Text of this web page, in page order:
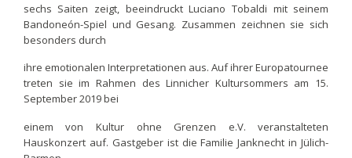
sechs Saiten zeigt, beeindruckt Luciano Tobaldi mit seinem
Bandoneón-Spiel und Gesang. Zusammen zeichnen sie sich
besonders durch
ihre emotionalen Interpretationen aus. Auf ihrer Europatournee
treten sie im Rahmen des Linnicher Kultursommers am 15.
September 2019 bei
einem von Kultur ohne Grenzen e.V. veranstalteten
Hauskonzert auf. Gastgeber ist die Familie Janknecht in Jülich-